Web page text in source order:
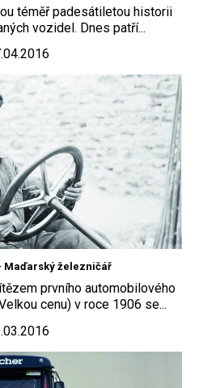
téměř padesátiletou historii
vozidel. Dnes patří...
Maďarský železničář
prvního automobilového
cenu) v roce 1906 se...